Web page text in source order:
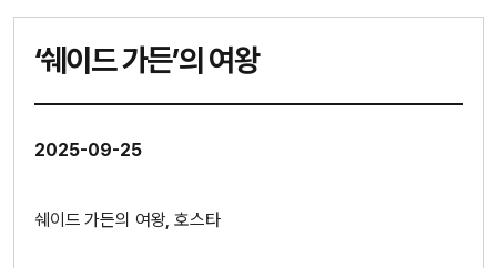
‘쉐이드 가든’의 여왕
2025-09-25
쉐이드 가든의 여왕, 호스타